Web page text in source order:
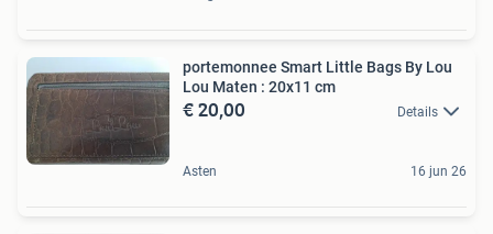
portemonnee Smart Little Bags By Lou
Lou Maten : 20x11 cm
€ 20,00 Details
Asten 16 jun 26